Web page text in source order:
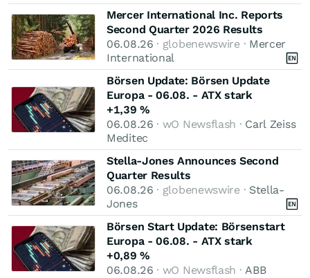
Mercer International Inc. Reports
Second Quarter 2026 Results
06.08.26 · globenewswire · Mercer
International
Börsen Update: Börsen Update
Europa - 06.08. - ATX stark
+1,39 %
06.08.26 · wO Newsflash · Carl Zeiss
Meditec
Stella-Jones Announces Second
Quarter Results
06.08.26 · globenewswire · Stella-
Jones
Börsen Start Update: Börsenstart
Europa - 06.08. - ATX stark
+0,89 %
06.08.26 · wO Newsflash ·ABB